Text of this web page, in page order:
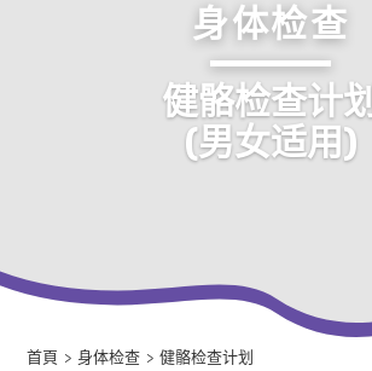
身体检查
健骼检查计划
(男女适用)
首頁 > 身体检查 > 健骼检查计划